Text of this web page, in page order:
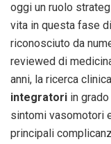
oggi un ruolo
vita in questa fase
riconosciuto da
reviewed di
anni, la ricerca
integratori in
sintomi vasomotori
principali